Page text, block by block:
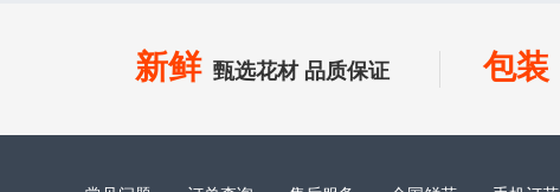
新鲜 甄选花材 品质保证 包装